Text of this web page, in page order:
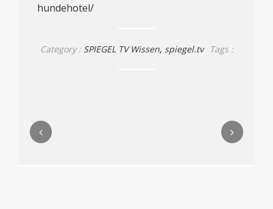
hundehotel/
Category : SPIEGEL TV Wissen, spiegel.tv Tags :